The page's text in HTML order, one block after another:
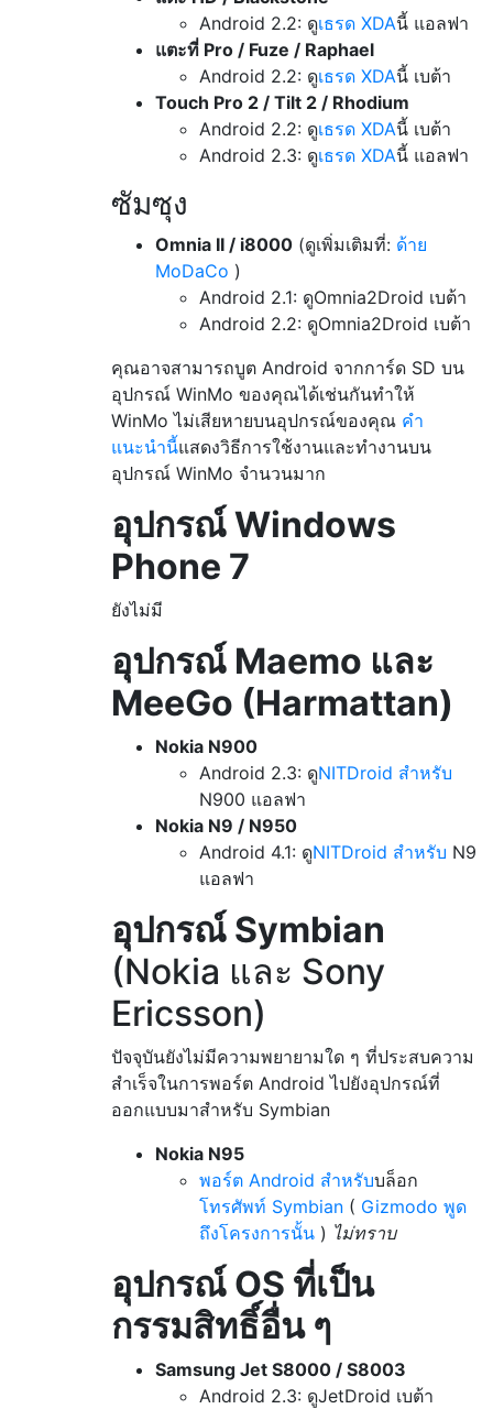
Android 2.2: ดูเธรด XDAนี้ แอลฟา
แตะที่ Pro / Fuze / Raphael
Android 2.2: ดูเธรด XDAนี้ เบต้า
Touch Pro 2 / Tilt 2 / Rhodium
Android 2.2: ดูเธรด XDAนี้ เบต้า
Android 2.3: ดูเธรด XDAนี้ แอลฟา
ซัมซุง
Omnia II / i8000 (ดูเพิ่มเติมที่: ด้าย
MoDaCo )
Android 2.1: ดูOmnia2Droid เบต้า
Android 2.2: ดูOmnia2Droid เบต้า
คุณอาจสามารถบูต Android จากการ์ด SD บน
อุปกรณ์ WinMo ของคุณได้เช่นกันทำให้
WinMo ไม่เสียหายบนอุปกรณ์ของคุณ คำ
แนะนำนี้แสดงวิธีการใช้งานและทำงานบน
อุปกรณ์ WinMo จำนวนมาก
อุปกรณ์ Windows
Phone 7
ยังไม่มี
อุปกรณ์ Maemo และ
MeeGo (Harmattan)
Nokia N900
Android 2.3: ดูNITDroid สำหรับ
N900 แอลฟา
Nokia N9 / N950
Android 4.1: ดูNITDroid สำหรับ N9
แอลฟา
อุปกรณ์ Symbian
(Nokia และ Sony
Ericsson)
ปัจจุบันยังไม่มีความพยายามใด ๆ ที่ประสบความ
สำเร็จในการพอร์ต Android ไปยังอุปกรณ์ที่
ออกแบบมาสำหรับ Symbian
Nokia N95
พอร์ต Android สำหรับบล็อก
โทรศัพท์ Symbian ( Gizmodo พูด
ถึงโครงการนั้น ) ไม่ทราบ
อุปกรณ์ OS ที่เป็น
กรรมสิทธิ์อื่น ๆ
Samsung Jet S8000 / S8003
Android 2.3: ดูJetDroid เบต้า